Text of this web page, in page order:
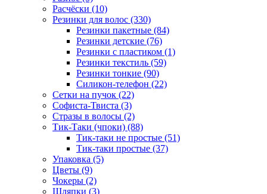
Расчёски (10)
Резинки для волос (330)
Резинки пакетные (84)
Резинки детские (76)
Резинки с пластиком (1)
Резинки текстиль (59)
Резинки тонкие (90)
Силикон-телефон (22)
Сетки на пучок (22)
Софиста-Твиста (3)
Стразы в волосы (2)
Тик-Таки (чпоки) (88)
Тик-таки не простые (51)
Тик-таки простые (37)
Упаковка (5)
Цветы (9)
Чокеры (2)
Шляпки (3)